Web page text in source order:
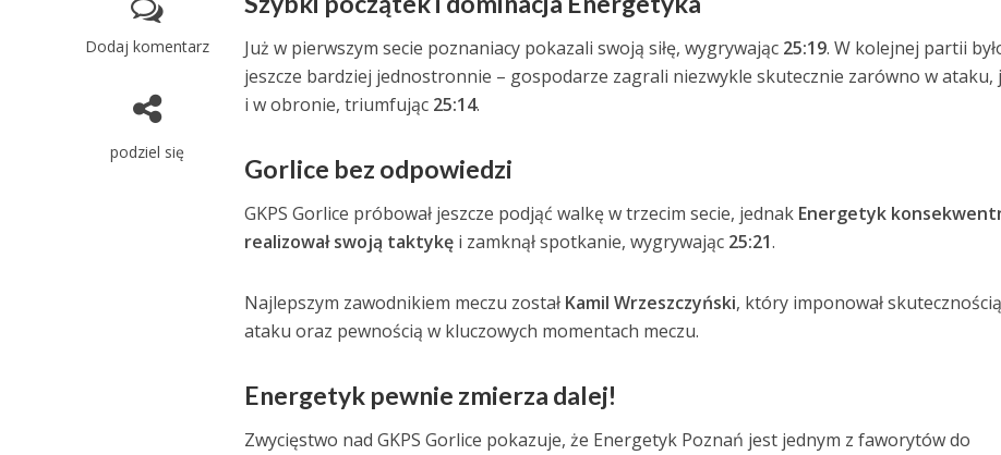
Dodaj komentarz
podziel się
Już w pierwszym secie poznaniacy pokazali swoją siłę, wygrywając 25:19. W kolejnej partii
jeszcze bardziej jednostronnie – gospodarze zagrali niezwykle skutecznie zarówno w ataku,
i w obronie, triumfując 25:14.
Gorlice bez odpowiedzi
GKPS Gorlice próbował jeszcze podjąć walkę w trzecim secie, jednak Energetyk
realizował swoją taktykę i zamknął spotkanie, wygrywając 25:21.
Najlepszym zawodnikiem meczu został Kamil Wrzeszczyński, który imponował
ataku oraz pewnością w kluczowych momentach meczu.
Energetyk pewnie zmierza dalej!
Zwycięstwo nad GKPS Gorlice pokazuje, że Energetyk Poznań jest jednym z faworytów do